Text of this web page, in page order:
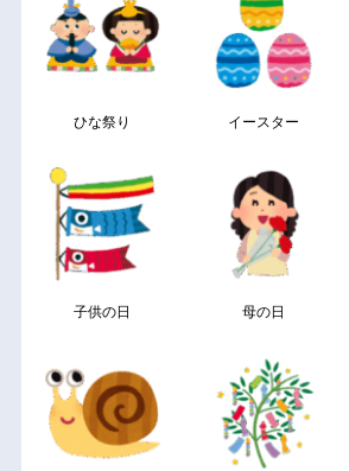
ひな祭り イースター
子供の日 母の日